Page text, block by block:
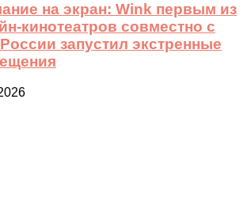
на экран: Wink первым из
кинотеатров совместно с
запустил экстренные